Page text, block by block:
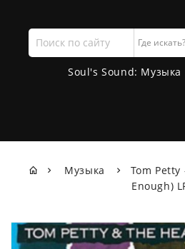
Поиск
по
сайту
Soul's Sound: Музыка
Музыка
Tom Petty
Enough)